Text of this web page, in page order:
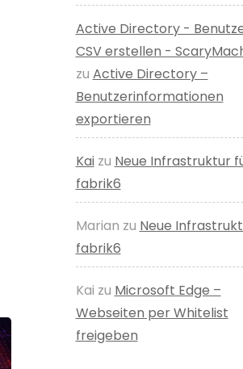
Active Directory -
CSV erstellen -
zu Active Directory –
Benutzerinformationen
exportieren
Kaizu Neue Infrastruktur
fabrik6
Marian zu Neue
fabrik6
Kai zu Microsoft Edge –
Webseiten per Whitelist
freigeben